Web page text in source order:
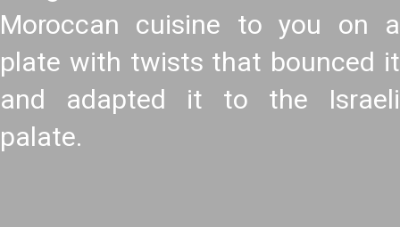
Moroccan cuisine to you on a
plate with twists that bounced it
and adapted it to the Israeli
palate.